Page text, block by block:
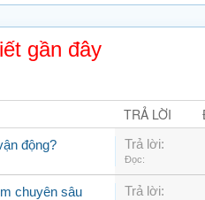
gần đây
TRẢ LỜI
động? Trả lời:
Đọc:
chuyên sâu Trả lời: